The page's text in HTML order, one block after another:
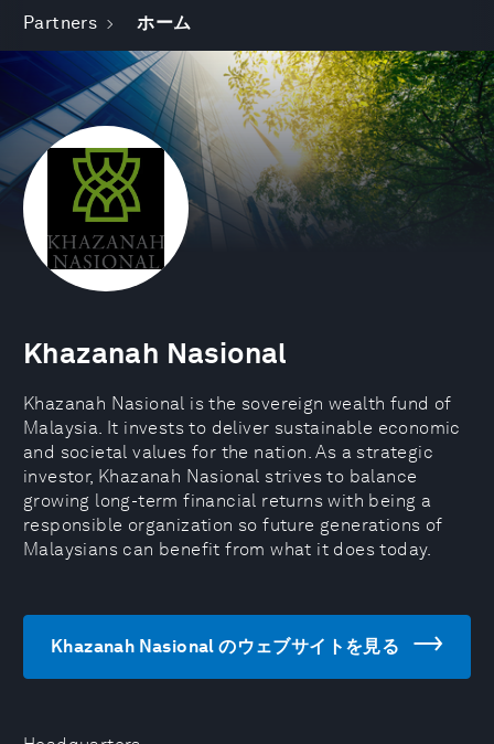
Partners ホーム
Khazanah Nasional
Khazanah Nasional is the sovereign wealth fund of
Malaysia. It invests to deliver sustainable economic
and societal values for the nation. As a strategic
investor, Khazanah Nasional strives to balance
growing long-term financial returns with being a
responsible organization so future generations of
Malaysians can benefit from what it does today.
Khazanah Nasional のウェブサイトを見る